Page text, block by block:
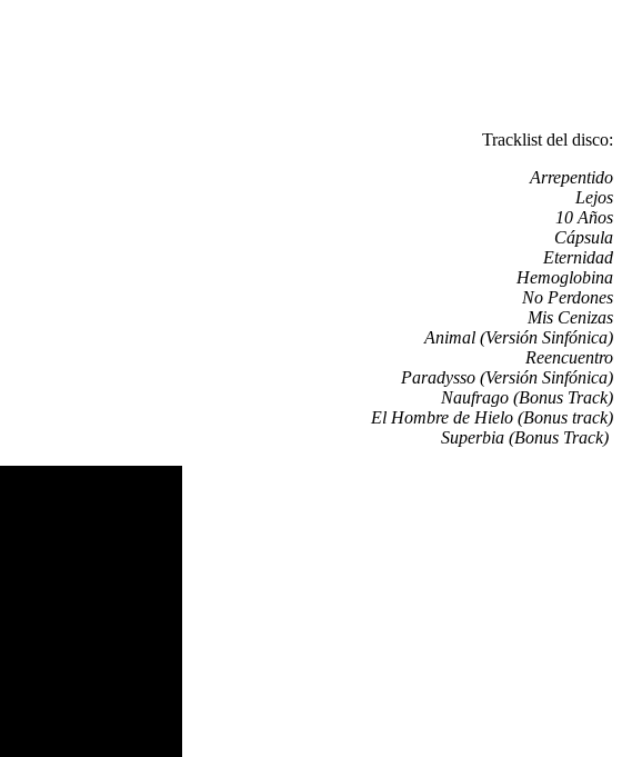
Tracklist del disco:
Arrepentido
Lejos
10 Años
Cápsula
Eternidad
Hemoglobina
No Perdones
Mis Cenizas
Animal (Versión Sinfónica)
Reencuentro
Paradysso (Versión Sinfónica)
Naufrago (Bonus Track)
El Hombre de Hielo (Bonus track)
Superbia (Bonus Track)